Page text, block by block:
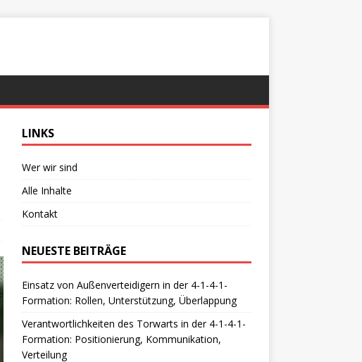
LINKS
Wer wir sind
Alle Inhalte
Kontakt
NEUESTE BEITRÄGE
Einsatz von Außenverteidigern in der 4-1-4-1-
Formation: Rollen, Unterstützung, Überlappung
Verantwortlichkeiten des Torwarts in der 4-1-4-1-
Formation: Positionierung, Kommunikation,
Verteilung